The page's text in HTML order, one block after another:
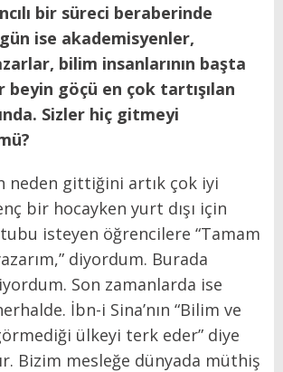
bir süreci beraberinde
ise akademisyenler,
bilim insanlarının başta
beyin göçü en çok tartışılan
Sizler hiç gitmeyi
neden gittiğini artık çok iyi
bir hocayken yurt dışı için
isteyen öğrencilere “Tamam
diyordum. Burada
Son zamanlarda ise
İbn-i Sina’nın “Bilim ve
ülkeyi terk eder” diye
Bizim mesleğe dünyada müthiş